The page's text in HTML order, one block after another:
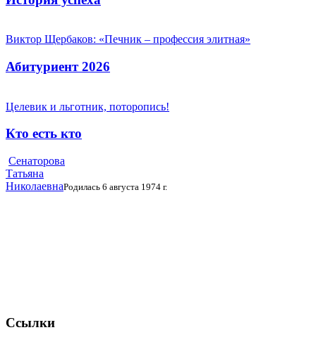
Виктор Щербаков: «Печник – профессия элитная»
Абитуриент 2026
Целевик и льготник, поторопись!
Кто есть кто
Сенаторова
Татьяна
НиколаевнаРодилась 6 августа 1974 г.
Ссылки